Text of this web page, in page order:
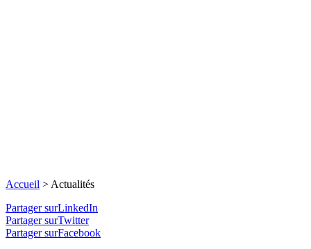
Accueil > Actualités
Partager surLinkedIn
Partager surTwitter
Partager surFacebook